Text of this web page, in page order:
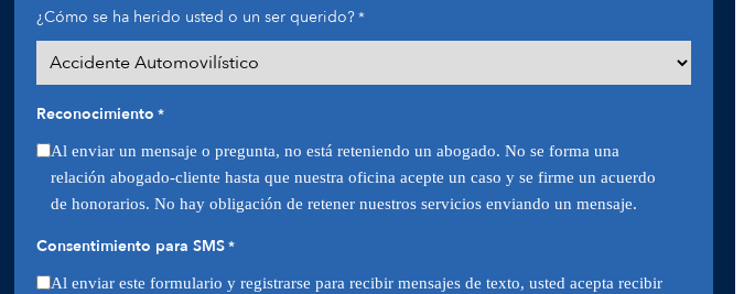
¿Cómo se ha herido usted o un ser querido?*
Reconocimiento *
Al enviar un mensaje o pregunta, no está reteniendo un abogado. No se forma una
relación abogado-cliente hasta que nuestra oficina acepte un caso y se firme un acuerdo
de honorarios. No hay obligación de retener nuestros servicios enviando un mensaje.
Consentimiento para SMS*
Al enviar este formulario y registrarse para recibir mensajes de texto, usted acepta recibir